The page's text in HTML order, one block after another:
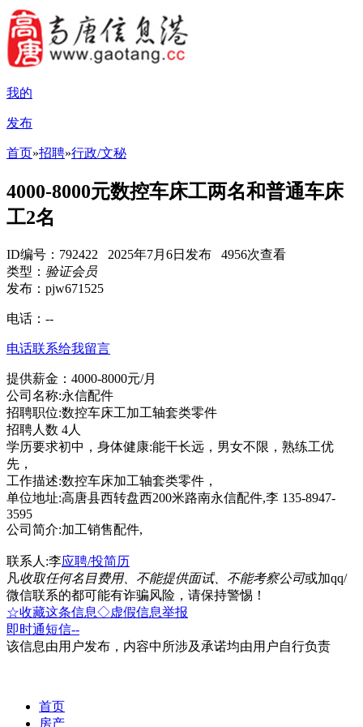
我的
发布
首页»招聘»行政/文秘
4000-8000元数控车床工两名和普通车床
工2名
ID编号：792422 2025年7月6日发布 4956次查看
类型： 验证会员
发布：pjw671525
电话： --
电话联系给我留言
提供薪金：4000-8000元/月
公司名称:永信配件
招聘职位:数控车床工加工轴套类零件
招聘人数 4人
学历要求初中，身体健康:能干长远，男女不限，熟练工优
先，
工作描述:数控车床加工轴套类零件，
单位地址:高唐县西转盘西200米路南永信配件,李 135-8947-
3595
公司简介:加工销售配件,
联系人:李应聘/投简历
凡收取任何名目费用、不能提供面试、不能考察公司或加qq/
微信联系的都可能有诈骗风险，请保持警惕！
☆收藏这条信息◇虚假信息举报
即时通短信--
该信息由用户发布，内容中所涉及承诺均由用户自行负责
首页
房产